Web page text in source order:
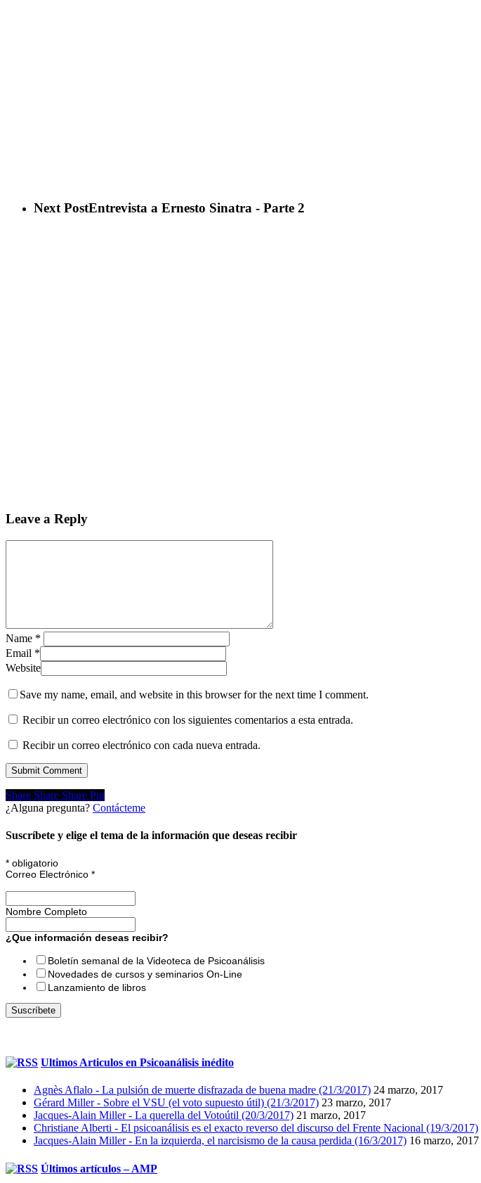
Next PostEntrevista a Ernesto Sinatra - Parte 2
Leave a Reply
Name *
Email *
Website
Save my name, email, and website in this browser for the next time I comment.
Recibir un correo electrónico con los siguientes comentarios a esta entrada.
Recibir un correo electrónico con cada nueva entrada.
Share
Share Share Share Pin
¿Alguna pregunta? Contácteme
Suscríbete y elige el tema de la información que deseas recibir
* obligatorio
Correo Electrónico *
Nombre Completo
¿Que información deseas recibir?
Boletín semanal de la Videoteca de Psicoanálisis
Novedades de cursos y seminarios On-Line
Lanzamiento de libros
Ultimos Articulos en Psicoanálisis inédito
Agnès Aflalo - La pulsión de muerte disfrazada de buena madre (21/3/2017) 24 marzo, 2017
Gérard Miller - Sobre el VSU (el voto supuesto útil) (21/3/2017) 23 marzo, 2017
Jacques-Alain Miller - La querella del Votoútil (20/3/2017) 21 marzo, 2017
Christiane Alberti - El psicoanálisis es el exacto reverso del discurso del Frente Nacional (19/3/2017)
Jacques-Alain Miller - En la izquierda, el narcisismo de la causa perdida (16/3/2017) 16 marzo, 2017
Últimos artículos – AMP